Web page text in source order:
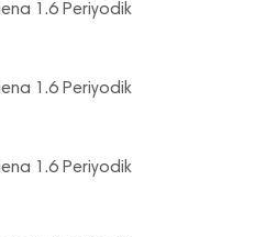
1.6 Periyodik
1.6 Periyodik
1.6 Periyodik